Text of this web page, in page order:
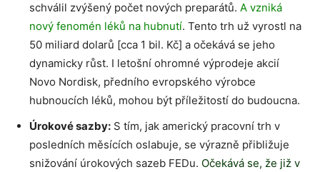
schválil zvýšený počet nových preparátů. A vzniká
nový fenomén léků na hubnutí. Tento trh už vyrostl na
50 miliard dolarů [cca 1 bil. Kč] a očekává se jeho
dynamicky růst. I letošní ohromné výprodeje akcií
Novo Nordisk, předního evropského výrobce
hubnoucích léků, mohou být příležitostí do budoucna.
Úrokové sazby: S tím, jak americký pracovní trh v
posledních měsících oslabuje, se výrazně přibližuje
snižování úrokových sazeb FEDu. Očekává se, že již v